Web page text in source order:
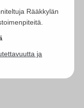
Rääkkylän
ja